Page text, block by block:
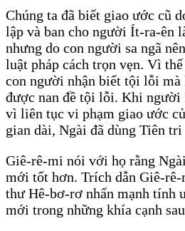
Chúng ta đã biết giao ước cũ
lập và ban cho người Ít-ra-ên
nhưng do con người sa ngã
luật pháp cách trọn vẹn. Vì
con người nhận biết tội lỗi mà
được nan đề tội lỗi. Khi
vì liên tục vi phạm giao ước
gian dài, Ngài đã dùng Tiên tri
Giê-rê-mi nói với họ rằng
mới tốt hơn. Trích dẫn Giê-
thư Hê-bơ-rơ nhấn mạnh tính
mới trong những khía cạnh